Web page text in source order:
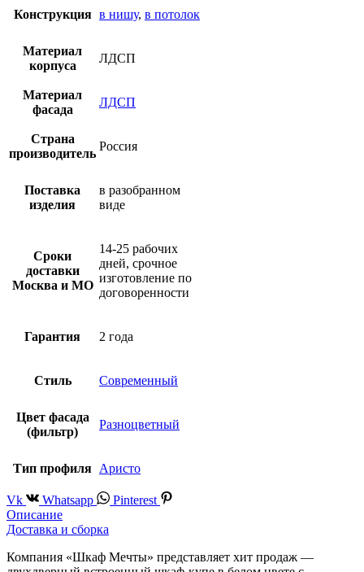
Конструкция в нишу, в потолок
Материал
корпуса
ЛДСП
Материал
фасада
ЛДСП
Страна
производитель
Россия
Поставка
изделия
в разобранном
виде
Сроки
доставки
Москва и МО
14-25 рабочих
дней, срочное
изготовление по
договоренности
Гарантия 2 года
Стиль Современный
Цвет фасада
(фильтр)
Разноцветный
Тип профиля Аристо
Vk Whatsapp
Pinterest
Описание
Доставка и сборка
Компания «Шкаф Мечты» представляет хит продаж —